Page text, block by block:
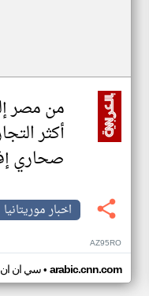
من مصر
أكثر
صحاري
اخبار موريتانيا
AZ95RO
سي ان• arabic.cnn.com